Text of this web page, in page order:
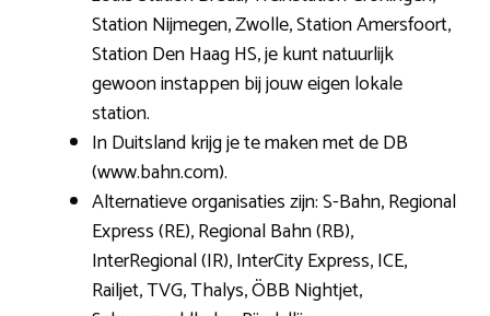
Station Nijmegen, Zwolle, Station Amersfoort,
Station Den Haag HS, je kunt natuurlijk
gewoon instappen bij jouw eigen lokale
station.
In Duitsland krijg je te maken met de DB
(www.bahn.com).
Alternatieve organisaties zijn: S-Bahn, Regional
Express (RE), Regional Bahn (RB),
InterRegional (IR), InterCity Express, ICE,
Railjet, TVG, Thalys, ÖBB Nightjet,